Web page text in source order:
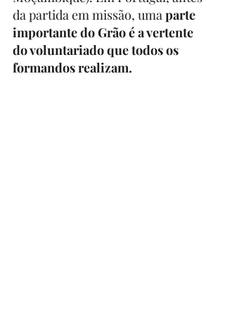
da partida em missão, uma parte
importante do Grão é a vertente
do voluntariado que todos os
formandos realizam.